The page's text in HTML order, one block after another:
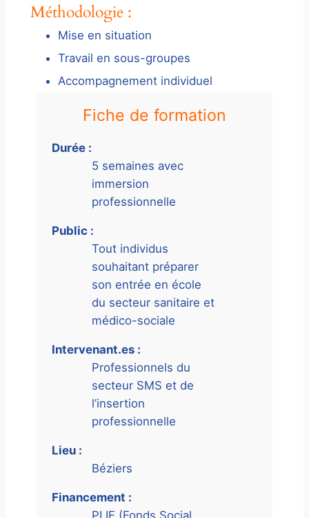
Méthodologie :
Mise en situation
Travail en sous-groupes
Accompagnement individuel
Fiche de formation
Durée :
5 semaines avec
immersion
professionnelle
Public :
Tout individus
souhaitant préparer
son entrée en école
du secteur sanitaire et
médico-sociale
Intervenant.es :
Professionnels du
secteur SMS et de
l’insertion
professionnelle
Lieu :
Béziers
Financement :
PLIE (Fonds Social